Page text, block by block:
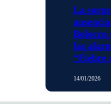
La
Bolocco
las
“Fiebre
14/01/2026